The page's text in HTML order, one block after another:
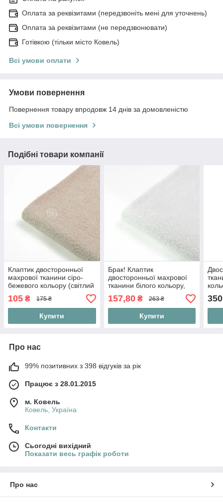
Оплата за реквізитами (передзвоніть мені для уточнень)
Оплата за реквізитами (не передзвонювати)
Готівкою (тільки місто Ковель)
Всі умови оплати
Умови повернення
Повернення товару впродовж 14 днів за домовленістю
Всі умови повернення
Подібні товари компанії
Клаптик двосторонньої
махрової тканини сіро-
бежевого кольору (світлий
відтінок), размер 50*160
см
105 ₴ 175 ₴
Купити
Брак! Клаптик
двосторонньої махрової
тканини білого кольору,
розмір 75*160 см
(забруднення)
157,80₴ 263 ₴
Купити
350
Про нас
99% позитивних з 398 відгуків за рік
Працює з 28.01.2015
м. Ковель
Ковель, Україна
Контакти
Сьогодні вихідний
Показати весь графік роботи
Про нас